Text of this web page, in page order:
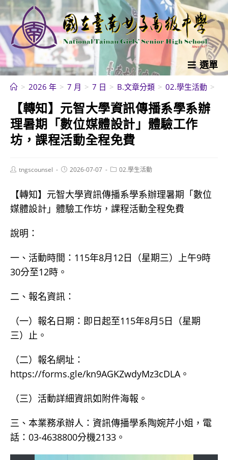
跳
轉
至
主
要
內
選單
> 2026 年 > 7 月 > 7 日 > B.文章分類 > 02.學生活動 >
【轉知】元智大學資訊傳播系學系辦
理暑期「數位媒體設計」體驗工作
坊，課程活動全程免費
Posttngscounsel
Post2026-07-07
Post02.學生活動
【轉知】元智大學資訊傳播系學系辦理暑期「數位
媒體設計」體驗工作坊，課程活動全程免費
說明：
一、活動時間：115年8月12日（星期三）上午9時
30分至12時。
二、報名資訊：
（一）報名日期：即日起至115年8月5日（星期
三）止。
（二）報名網址：
https://forms.gle/kn9AGKZwdyMz3cDLA。
（三）活動詳細資訊如附件海報。
三、本業務承辦人：資訊傳播學系陶婉芹小姐，電
話：03-4638800分機2133。